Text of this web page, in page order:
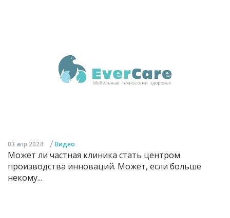
03 апр 2024 / Видео
Может ли частная клиника стать центром
производства инноваций. Может, если больше
некому...